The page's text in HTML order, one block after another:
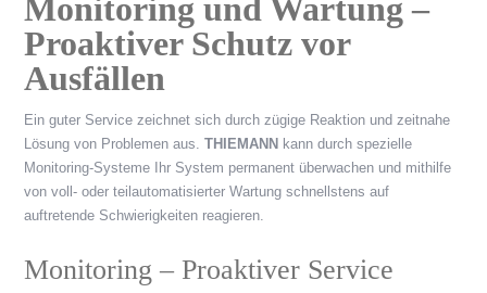
Monitoring und Wartung –
Proaktiver Schutz vor
Ausfällen
Ein guter Service zeichnet sich durch zügige Reaktion und zeitnahe
Lösung von Problemen aus.THIEMANN kann durch spezielle
Monitoring-Systeme Ihr System permanent überwachen und mithilfe
von voll- oder teilautomatisierter Wartung schnellstens auf
auftretende Schwierigkeiten reagieren.
Monitoring – Proaktiver Service